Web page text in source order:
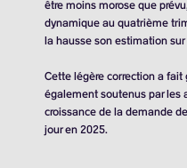
être moins morose que
dynamique au quatrième
la hausse son estimation
Cette légère correction a fait
également soutenus par les
croissance de la demande de
jour en 2025.